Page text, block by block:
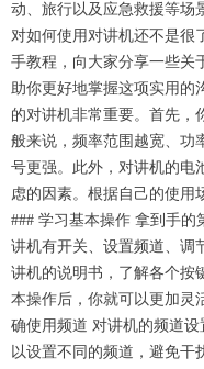
动、旅行以及应急救援等场
对如何使用对讲机还不是很
手教程，向大家分享一些关
助你更好地掌握这项实用的
的对讲机非常重要。首先，
般来说，频率范围越宽、功
号更强。此外，对讲机的电
虑的因素。根据自己的使用
### 学习基本操作 拿到手
讲机有开关、设置频道、调
讲机的说明书，了解各个按
本操作后，你就可以更加灵
确使用频道 对讲机的频道
以设置不同的频道，避免干